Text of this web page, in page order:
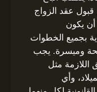
قبول عقد الزواج
أن يكون
بجميع الخطوات
وميسرة. يجب
اللازمة مثل
وأي